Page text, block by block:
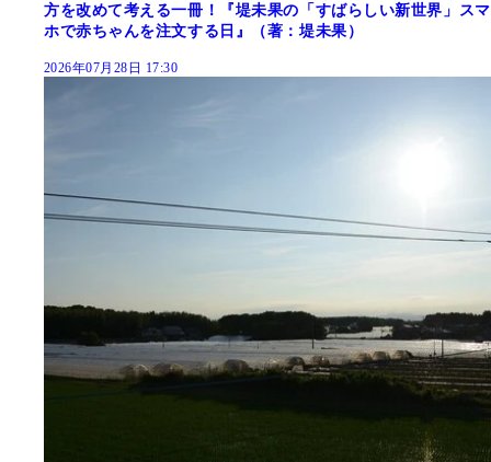
方を改めて考える一冊！『堤未果の「すばらしい新世界」スマ
ホで赤ちゃんを注文する日』（著：堤未果）
2026年07月28日 17:30